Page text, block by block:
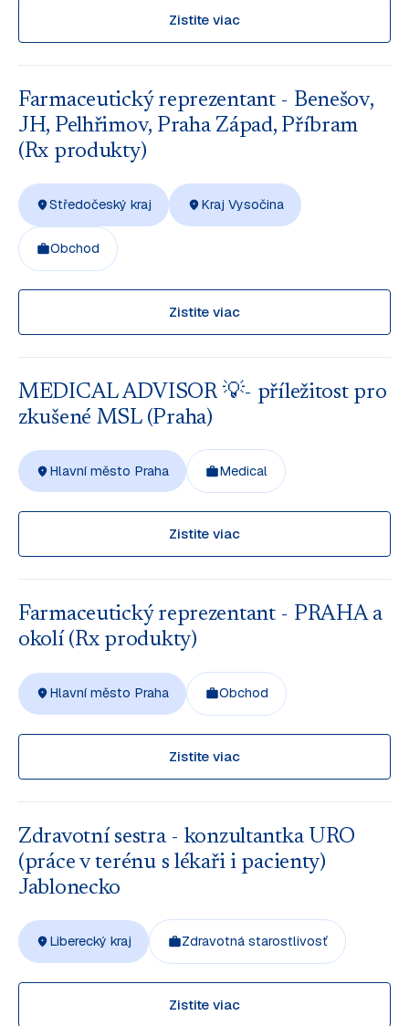
Zistite viac
Farmaceutický reprezentant - Benešov,
JH, Pelhřimov, Praha Západ, Příbram
(Rx produkty)
Středočeský kraj Kraj Vysočina
Obchod
Zistite viac
MEDICAL ADVISOR 💡- příležitost pro
zkušené MSL (Praha)
Hlavní město Praha Medical
Zistite viac
Farmaceutický reprezentant - PRAHA a
okolí (Rx produkty)
Hlavní město Praha Obchod
Zistite viac
Zdravotní sestra - konzultantka URO
(práce v terénu s lékaři i pacienty)
Jablonecko
Liberecký kraj Zdravotná starostlivosť
Zistite viac